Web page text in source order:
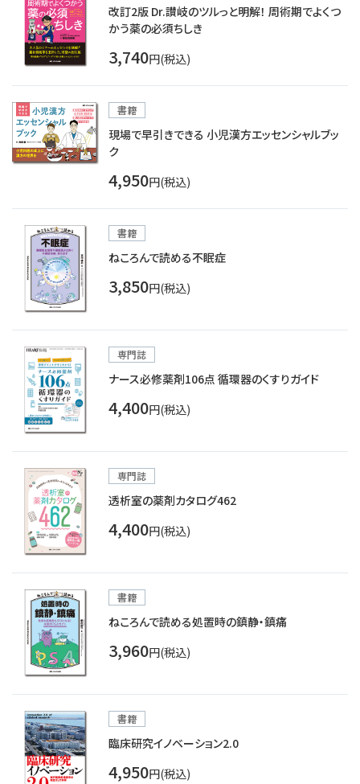
改訂2版 Dr.讃岐のツルっと明解！ 周術期でよくつ
かう薬の必須ちしき
3,740円(税込)
書籍
現場で早引きできる 小児漢方エッセンシャルブッ
ク
4,950円(税込)
書籍
ねころんで読める不眠症
3,850円(税込)
専門誌
ナース必修薬剤106点 循環器のくすりガイド
4,400円(税込)
専門誌
透析室の薬剤カタログ462
4,400円(税込)
書籍
ねころんで読める処置時の鎮静・鎮痛
3,960円(税込)
書籍
臨床研究イノベーション2.0
4,950円(税込)